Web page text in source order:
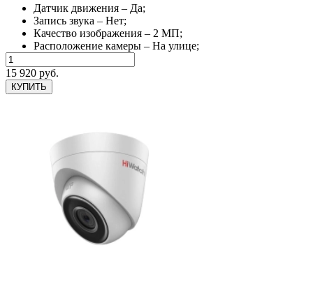
Датчик движения – Да;
Запись звука – Нет;
Качество изображения – 2 МП;
Расположение камеры – На улице;
15 920 руб.
КУПИТЬ